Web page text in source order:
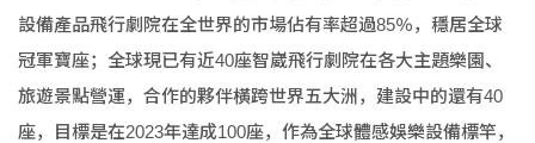
設備產品飛行劇院在全世界的市場佔有率超過85％，穩居全球
冠軍寶座；全球現已有近40座智崴飛行劇院在各大主題樂園、
旅遊景點營運，合作的夥伴橫跨世界五大洲，建設中的還有40
座，目標是在2023年達成100座，作為全球體感娛樂設備標竿，